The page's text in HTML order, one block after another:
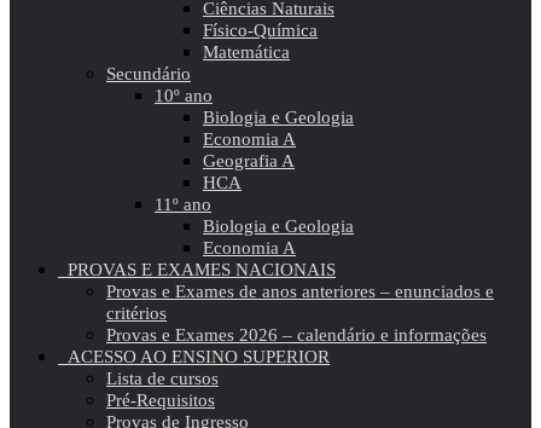
Ciências Naturais
Físico-Química
Matemática
Secundário
10º ano
Biologia e Geologia
Economia A
Geografia A
HCA
11º ano
Biologia e Geologia
Economia A
PROVAS E EXAMES NACIONAIS
Provas e Exames de anos anteriores – enunciados e
critérios
Provas e Exames 2026 – calendário e informações
ACESSO AO ENSINO SUPERIOR
Lista de cursos
Pré-Requisitos
Provas de Ingresso